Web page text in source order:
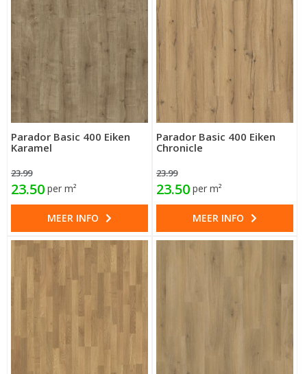
Parador Basic 400 Eiken
Karamel
23.99
23.50 per m²
MEER INFO
Parador Basic 400 Eiken
Chronicle
23.99
23.50 per m²
MEER INFO